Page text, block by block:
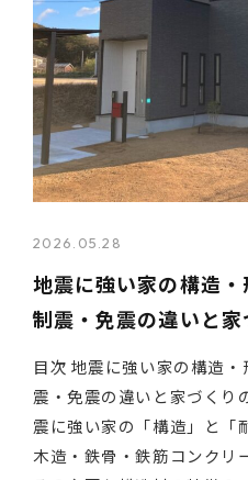
2026.05.28
地震に強い家の構造
制震・免震の違いと
目次 地震に強い家の構造
震・免震の違いと家づくり
震に強い家の「構造」と「
木造・鉄骨・鉄筋コンクリ